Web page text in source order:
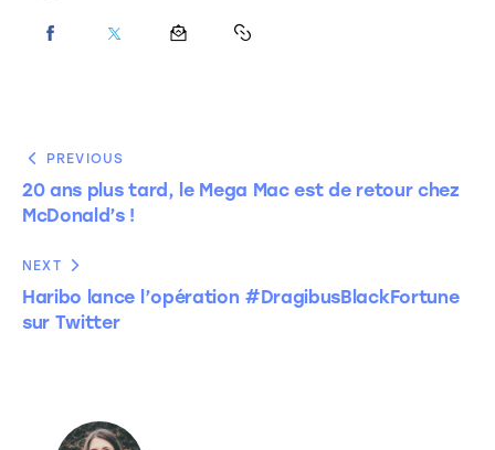
PREVIOUS
20 ans plus tard, le Mega Mac est de retour chez
McDonald’s !
NEXT
Haribo lance l’opération #DragibusBlackFortune
sur Twitter